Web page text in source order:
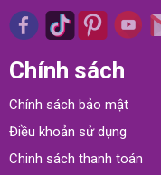
Chính sách
Chính sách bảo mật
Điều khoản sử dụng
Chinh sách thanh toán